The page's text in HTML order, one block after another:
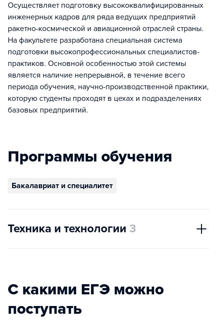
Осуществляет подготовку высококвалифицированных
инженерных кадров для ряда ведущих предприятий
ракетно-космической и авиационной отраслей страны.
На факультете разработана специальная система
подготовки высокопрофессиональных специалистов-
практиков. Основной особенностью этой системы
является наличие непрерывной, в течение всего
периода обучения, научно-производственной практики,
которую студенты проходят в цехах и подразделениях
базовых предприятий.
Программы обучения
Бакалавриат и специалитет
Техника и технологии 3
С какими ЕГЭ можно
поступать